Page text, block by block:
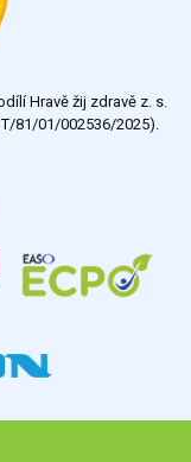
Hravě žij zdravě z. s.
81/01/002536/2025).